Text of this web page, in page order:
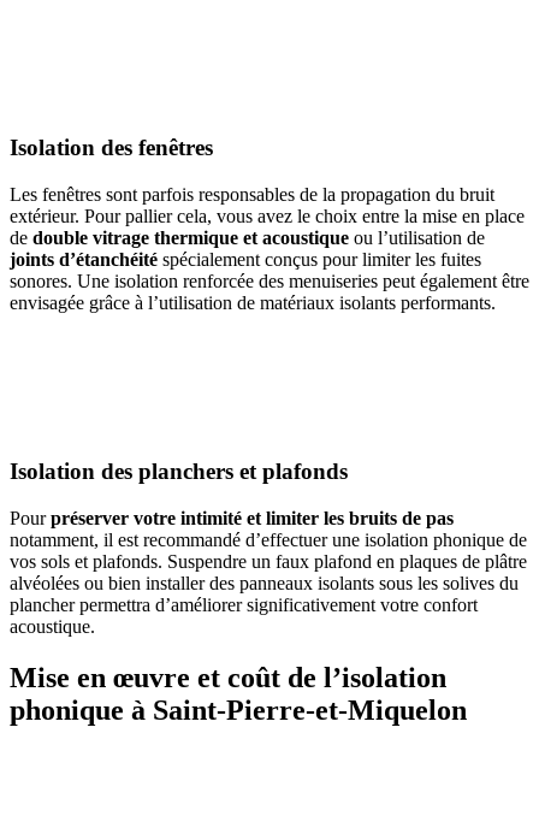
Isolation des fenêtres
Les fenêtres sont parfois responsables de la propagation du bruit
extérieur. Pour pallier cela, vous avez le choix entre la mise en place
de double vitrage thermique et acoustique ou l’utilisation de
joints d’étanchéité spécialement conçus pour limiter les fuites
sonores. Une isolation renforcée des menuiseries peut également être
envisagée grâce à l’utilisation de matériaux isolants performants.
Isolation des planchers et plafonds
Pourpréserver votre intimité et limiter les bruits de pas
notamment, il est recommandé d’effectuer une isolation phonique de
vos sols et plafonds. Suspendre un faux plafond en plaques de plâtre
alvéolées ou bien installer des panneaux isolants sous les solives du
plancher permettra d’améliorer significativement votre confort
acoustique.
Mise en œuvre et coût de l’isolation
phonique à Saint-Pierre-et-Miquelon